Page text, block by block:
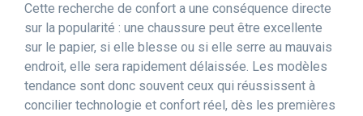
Cette recherche de confort a une conséquence directe
sur la popularité : une chaussure peut être excellente
sur le papier, si elle blesse ou si elle serre au mauvais
endroit, elle sera rapidement délaissée. Les modèles
tendance sont donc souvent ceux qui réussissent à
concilier technologie et confort réel, dès les premières